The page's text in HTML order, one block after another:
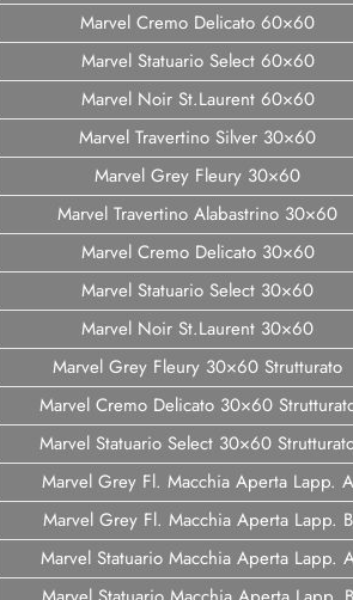
Marvel Cremo Delicato 60×60
Marvel Statuario Select 60×60
Marvel Noir St.Laurent 60×60
Marvel Travertino Silver 30×60
Marvel Grey Fleury 30×60
Marvel Travertino Alabastrino 30×60
Marvel Cremo Delicato 30×60
Marvel Statuario Select 30×60
Marvel Noir St.Laurent 30×60
Marvel Grey Fleury 30×60 Strutturato
Marvel Cremo Delicato 30×60
Marvel Statuario Select 30×60
Marvel Grey Fl. Macchia Aperta Lapp. A
Marvel Grey Fl. Macchia Aperta Lapp. B
Marvel Statuario Macchia Aperta Lapp.